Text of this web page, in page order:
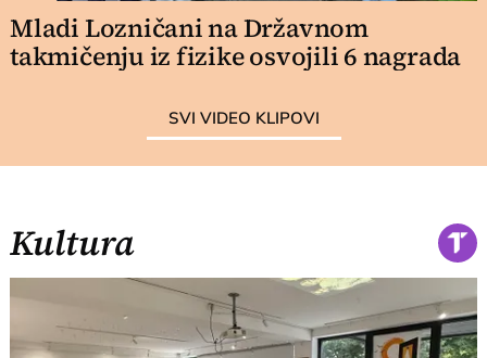
Mladi Lozničani na Državnom
takmičenju iz fizike osvojili 6 nagrada
SVI VIDEO KLIPOVI
Kultura